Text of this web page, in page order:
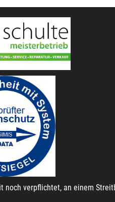
noch verpflichtet, an einem